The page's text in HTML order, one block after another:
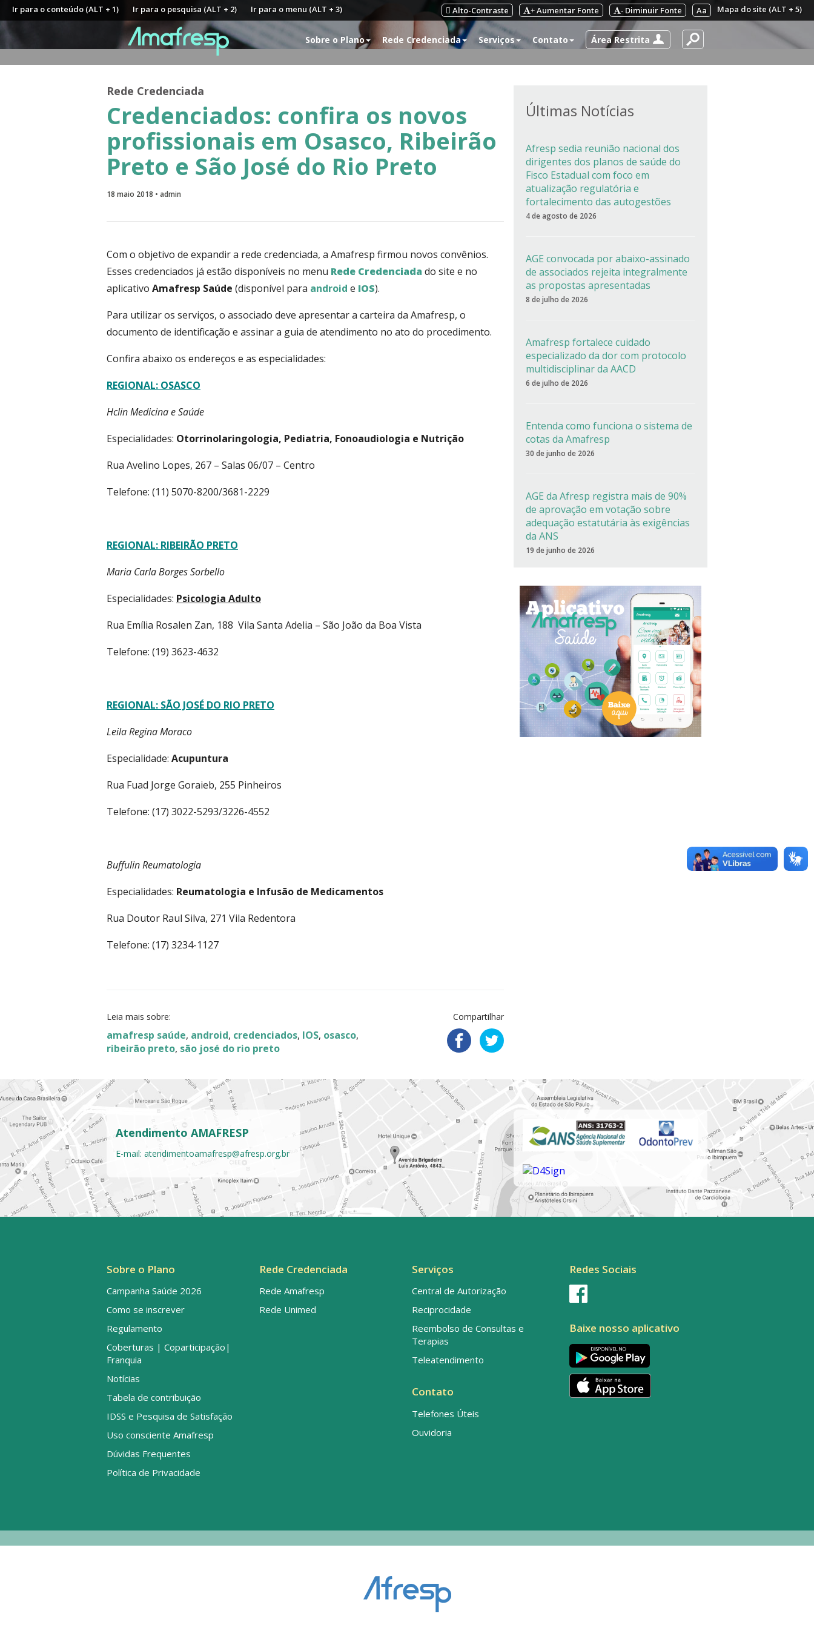
Ir para o conteúdo (ALT + 1) Ir para o pesquisa (ALT + 2) Ir para o menu (ALT + 3) Mapa do site (ALT + 5)
Aa
- Diminuir Fonte
+ Aumentar Fonte
Alto-Contraste
Sobre o Plano Rede Credenciada Serviços Contato Área Restrita
Rede Credenciada
Credenciados: confira os novos
profissionais em Osasco, Ribeirão
Preto e São José do Rio Preto
18 maio 2018 • admin
Com o objetivo de expandir a rede credenciada, a Amafresp firmou novos convênios.
Esses credenciados já estão disponíveis no menu Rede Credenciada do site e no
aplicativo Amafresp Saúde (disponível para android e IOS).
Para utilizar os serviços, o associado deve apresentar a carteira da Amafresp, o
documento de identificação e assinar a guia de atendimento no ato do procedimento.
Confira abaixo os endereços e as especialidades:
REGIONAL: OSASCO
Hclin Medicina e Saúde
Especialidades: Otorrinolaringologia, Pediatria, Fonoaudiologia e Nutrição
Rua Avelino Lopes, 267 – Salas 06/07 – Centro
Telefone: (11) 5070-8200/3681-2229
REGIONAL: RIBEIRÃO PRETO
Maria Carla Borges Sorbello
Especialidades: Psicologia Adulto
Rua Emília Rosalen Zan, 188 Vila Santa Adelia – São João da Boa Vista
Telefone: (19) 3623-4632
REGIONAL: SÃO JOSÉ DO RIO PRETO
Leila Regina Moraco
Especialidade: Acupuntura
Rua Fuad Jorge Goraieb, 255 Pinheiros
Telefone: (17) 3022-5293/3226-4552
Buffulin Reumatologia
Especialidades: Reumatologia e Infusão de Medicamentos
Rua Doutor Raul Silva, 271 Vila Redentora
Telefone: (17) 3234-1127
Leia mais sobre:
amafresp saúde, android, credenciados, IOS, osasco,
ribeirão preto, são josé do rio preto
Compartilhar
Últimas Notícias
Afresp sedia reunião nacional dos
dirigentes dos planos de saúde do
Fisco Estadual com foco em
atualização regulatória e
fortalecimento das autogestões
4 de agosto de 2026
AGE convocada por abaixo-assinado
de associados rejeita integralmente
as propostas apresentadas
8 de julho de 2026
Amafresp fortalece cuidado
especializado da dor com protocolo
multidisciplinar da AACD
6 de julho de 2026
Entenda como funciona o sistema de
cotas da Amafresp
30 de junho de 2026
AGE da Afresp registra mais de 90%
de aprovação em votação sobre
adequação estatutária às exigências
da ANS
19 de junho de 2026
Atendimento AMAFRESP
E-mail: atendimentoamafresp@afresp.org.br
Sobre o Plano
Campanha Saúde 2026
Como se inscrever
Regulamento
Coberturas | Coparticipação|
Franquia
Notícias
Tabela de contribuição
IDSS e Pesquisa de Satisfação
Uso consciente Amafresp
Dúvidas Frequentes
Política de Privacidade
Rede Credenciada
Rede Amafresp
Rede Unimed
Serviços
Central de Autorização
Reciprocidade
Reembolso de Consultas e
Terapias
Teleatendimento
Contato
Telefones Úteis
Ouvidoria
Redes Sociais
Baixe nosso aplicativo